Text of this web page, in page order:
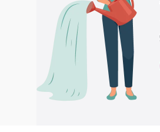
Annechien Laporte
Ik ben heel blij met mijn
geen zware gieter meer
percelen te broezen.
Ook werd hij heel snel
licht aandraaien zit de